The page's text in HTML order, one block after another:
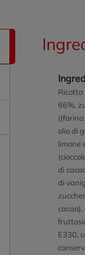
Ricotta
66%,
olio di
limone
di
di
E330,